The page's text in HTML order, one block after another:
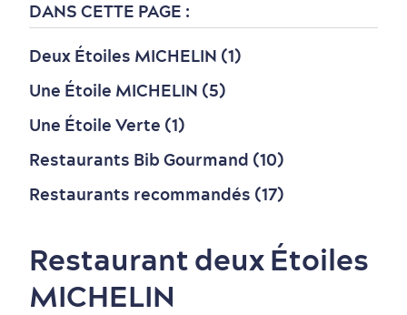
DANS CETTE PAGE :
Deux Étoiles MICHELIN (1)
Une Étoile MICHELIN (5)
Une Étoile Verte (1)
Restaurants Bib Gourmand (10)
Restaurants recommandés (17)
Restaurant deux Étoiles
MICHELIN